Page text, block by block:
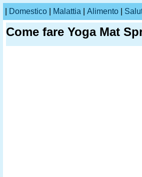
Domestico Malattia Alimento
Come fare Yoga Mat